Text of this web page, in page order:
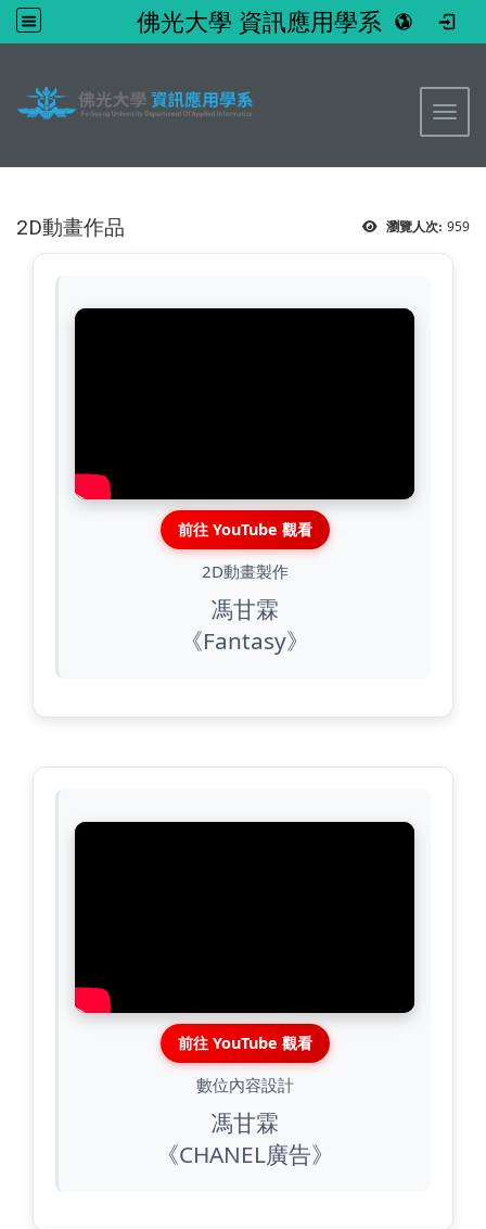
佛光大學 資訊應用學系
瀏覽人次: 959
2D動畫作品
前往 YouTube 觀看
2D動畫製作
馮甘霖
《Fantasy》
前往 YouTube 觀看
數位內容設計
馮甘霖
《CHANEL廣告》